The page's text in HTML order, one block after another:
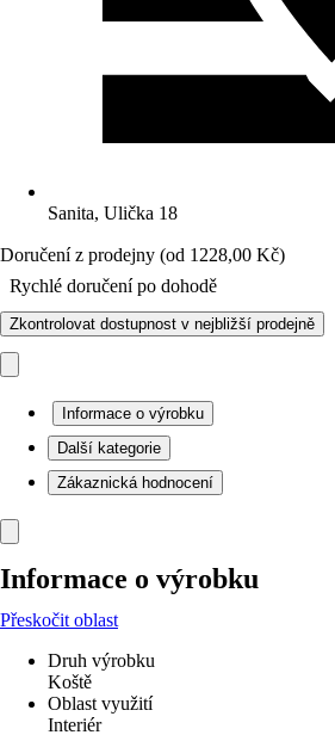
Sanita, Ulička 18
Doručení z prodejny (od 1228,00 Kč)
Rychlé doručení po dohodě
Zkontrolovat dostupnost v nejbližší prodejně
Informace o výrobku
Další kategorie
Zákaznická hodnocení
Informace o výrobku
Přeskočit oblast
Druh výrobku
Koště
Oblast využití
Interiér